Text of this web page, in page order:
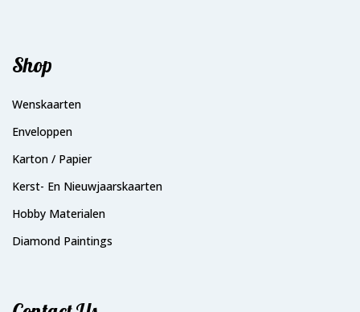
Shop
Wenskaarten
Enveloppen
Karton / Papier
Kerst- En Nieuwjaarskaarten
Hobby Materialen
Diamond Paintings